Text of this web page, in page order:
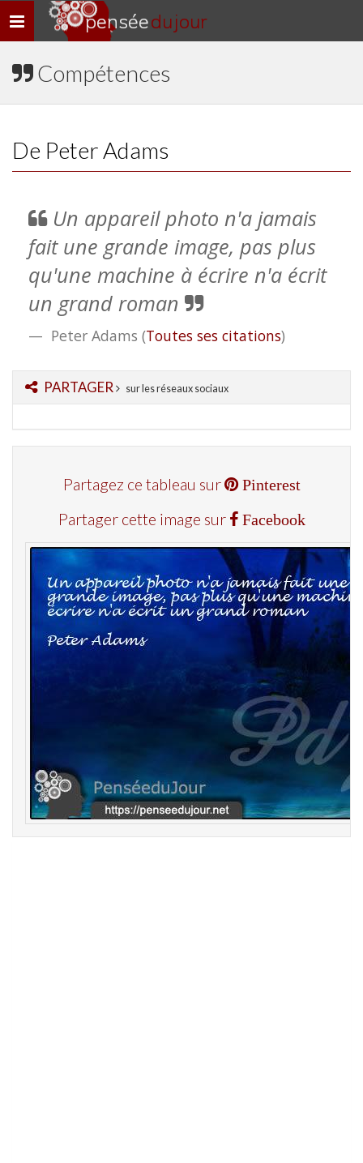
Navigation
rapide
penséedu jour
Compétences
De Peter Adams
Un appareil photo n'a jamais
fait une grande image, pas plus
qu'une machine à écrire n'a écrit
un grand roman
Peter Adams (Toutes ses citations)
PARTAGER sur les réseaux sociaux
Partagez ce tableau sur Pinterest
Partager cette image sur Facebook